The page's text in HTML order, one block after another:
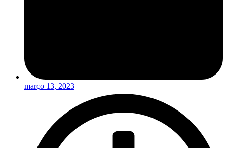
março 13, 2023